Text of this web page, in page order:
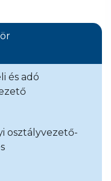
és adó
osztályvezető-